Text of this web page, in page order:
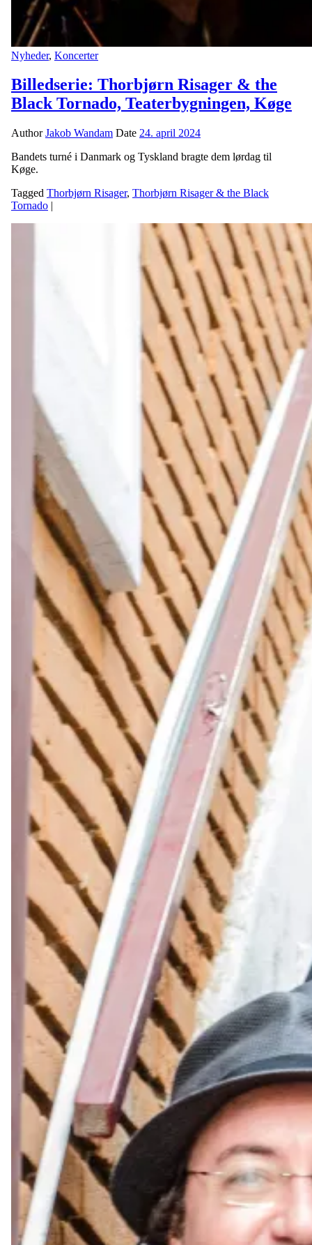
Nyheder, Koncerter
Billedserie: Thorbjørn Risager & the
Black Tornado, Teaterbygningen, Køge
AuthorJakob Wandam Date 24. april 2024
Bandets turné i Danmark og Tyskland bragte dem lørdag til
Køge.
Tagged Thorbjørn Risager, Thorbjørn Risager & the Black
Tornado |